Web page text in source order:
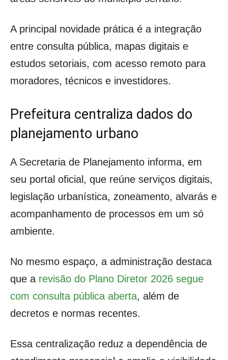
A principal novidade prática é a integração
entre consulta pública, mapas digitais e
estudos setoriais, com acesso remoto para
moradores, técnicos e investidores.
Prefeitura centraliza dados do
planejamento urbano
A Secretaria de Planejamento informa, em
seu portal oficial, que reúne serviços digitais,
legislação urbanística, zoneamento, alvarás e
acompanhamento de processos em um só
ambiente.
No mesmo espaço, a administração destaca
que a revisão do Plano Diretor 2026 segue
com consulta pública aberta, além de
decretos e normas recentes.
Essa centralização reduz a dependência de